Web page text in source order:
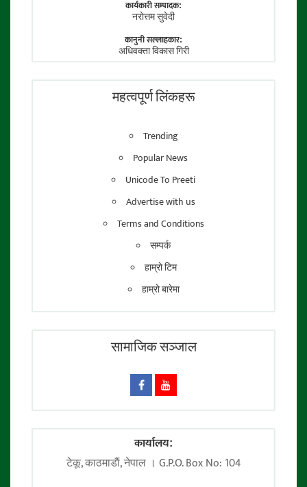
कार्यकारी सम्पादक:
नराेत्तम सुवेदी
कानुनी सल्लाहकार:
अधिवक्ता विकास गिरी
तेजेन्द्र श्रेष्ठ
महत्वपूर्ण लिंकहरू
Trending
Popular News
Unicode To Preeti
Advertise with us
Terms and Conditions
सम्पर्क
हाम्रो टिम
हाम्रो बारेमा
सामाजिक सञ्जाल
कार्यालय:
टेकू, काठमाडाैं, नेपाल । G.P.O. Box No: 104